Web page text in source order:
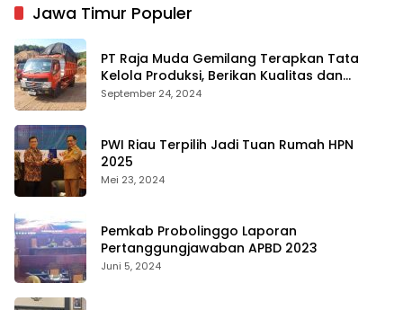
Jawa Timur Populer
PT Raja Muda Gemilang Terapkan Tata
Kelola Produksi, Berikan Kualitas dan
Keselamatan Kerja Terbaik
September 24, 2024
PWI Riau Terpilih Jadi Tuan Rumah HPN
2025
Mei 23, 2024
Pemkab Probolinggo Laporan
Pertanggungjawaban APBD 2023
Juni 5, 2024